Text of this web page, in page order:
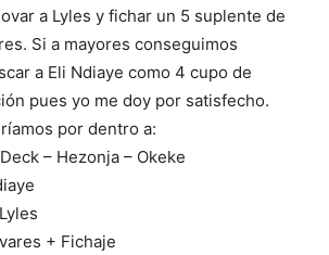
a Lyles y fichar un 5 suplente de
Si a mayores conseguimos
a Eli Ndiaye como 4 cupo de
pues yo me doy por satisfecho.
por dentro a:
– Hezonja – Okeke
+ Fichaje